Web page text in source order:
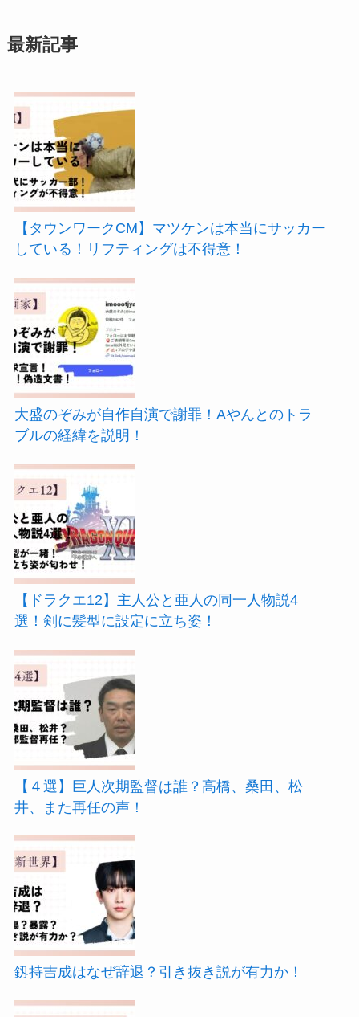
最新記事
【タウンワークCM】マツケンは本当にサッカー
している！リフティングは不得意！
大盛のぞみが自作自演で謝罪！Aやんとのトラ
ブルの経緯を説明！
【ドラクエ12】主人公と亜人の同一人物説4
選！剣に髪型に設定に立ち姿！
【４選】巨人次期監督は誰？高橋、桑田、松
井、また再任の声！
釼持吉成はなぜ辞退？引き抜き説が有力か！